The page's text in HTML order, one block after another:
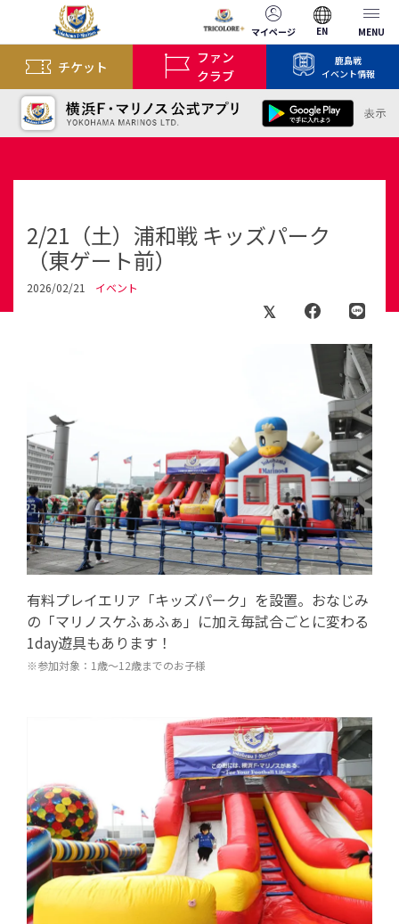
マイページ EN MENU
チケット
ファン
クラブ
鹿島戦
イベント情報
2/21（土）浦和戦 キッズパーク
（東ゲート前）
2026/02/21 イベント
有料プレイエリア「キッズパーク」を設置。おなじみ
の「マリノスケふぁふぁ」に加え毎試合ごとに変わる
1day遊具もあります！
※参加対象：1歳～12歳までのお子様